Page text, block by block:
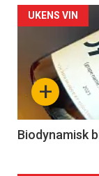
Forsiden
akkurat
nå
4
+
UKENS VIN
Biodynamisk